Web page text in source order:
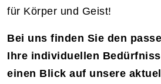
für Körper und Geist!
Bei uns finden Sie den
Ihre individuellen
einen Blick auf unsere